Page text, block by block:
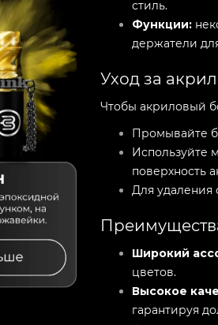
стиль.
Функции:
держатели
Уход за
Чтобы акриловый
Промывайте
Используйте
поверхность
Для удаления
Широкий
цветов.
Высокое
гарантируя